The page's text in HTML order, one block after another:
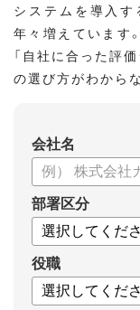
システムを導入す
年々増えています
「自社に合った評
の選び方がわから
こちらの資料では、
・人事評価システ
・導入検討に必要な
・7つの選定ポイント
についてまとめまし
会社名
部署区分
役職